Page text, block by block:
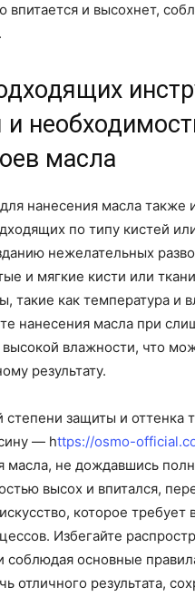
и высохнет,
масла
нанесения масла также
по типу кистей
нежелательных
и мягкие кисти или
как температура и
нанесения масла при
влажности, что
результату.
защиты и оттенка
— https://osmo-
масла, не дождавшись
высох и впитался,
которое
Избегайте
основные
отличного результата,